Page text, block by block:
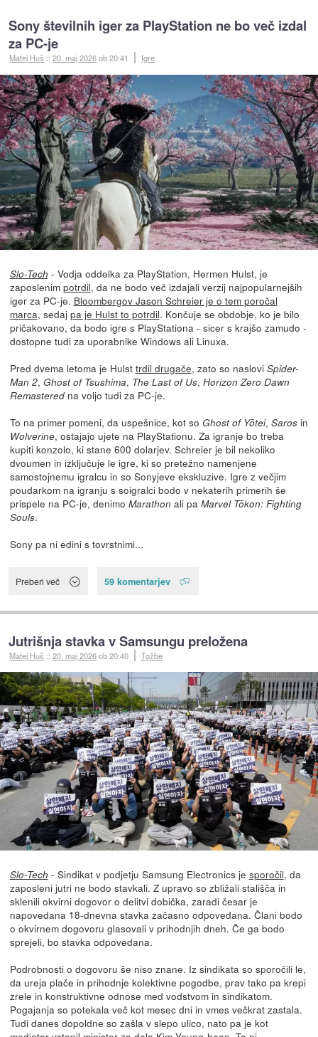
Sony številnih iger za PlayStation ne bo več izdal
za PC-je
Matej Huš ::20. maj 2026ob 20:41 Igre
Slo-Tech - Vodja oddelka za PlayStation, Hermen Hulst, je
zaposlenim potrdil, da ne bodo več izdajali verzij najpopularnejših
iger za PC-je. Bloombergov Jason Schreier je o tem poročal
marca, sedaj pa je Hulst to potrdil. Končuje se obdobje, ko je bilo
pričakovano, da bodo igre s PlayStationa - sicer s krajšo zamudo -
dostopne tudi za uporabnike Windows ali Linuxa.
Pred dvema letoma je Hulst trdil drugače, zato so naslovi Spider-
Man 2, Ghost of Tsushima, The Last of Us, Horizon Zero Dawn
Remasteredna voljo tudi za PC-je.
To na primer pomeni, da uspešnice, kot so Ghost of Yōtei, Sarosin
Wolverine, ostajajo ujete na PlayStationu. Za igranje bo treba
kupiti konzolo, ki stane 600 dolarjev. Schreier je bil nekoliko
dvoumen in izključuje le igre, ki so pretežno namenjene
samostojnemu igralcu in so Sonyjeve ekskluzive. Igre z večjim
poudarkom na igranju s soigralci bodo v nekaterih primerih še
prispele na PC-je, denimo Marathon ali pa Marvel Tōkon: Fighting
Souls.
Sony pa ni edini s tovrstnimi...
Preberi več 59 komentarjev
Jutrišnja stavka v Samsungu preložena
Matej Huš ::20. maj 2026ob 20:40 Tožbe
Slo-Tech - Sindikat v podjetju Samsung Electronics je sporočil, da
zaposleni jutri ne bodo stavkali. Z upravo so zbližali stališča in
sklenili okvirni dogovor o delitvi dobička, zaradi česar je
napovedana 18-dnevna stavka začasno odpovedana. Člani bodo
o okvirnem dogovoru glasovali v prihodnjih dneh. Če ga bodo
sprejeli, bo stavka odpovedana.
Podrobnosti o dogovoru še niso znane. Iz sindikata so sporočili le,
da ureja plače in prihodnje kolektivne pogodbe, prav tako pa krepi
zrele in konstruktivne odnose med vodstvom in sindikatom.
Pogajanja so potekala več kot mesec dni in vmes večkrat zastala.
Tudi danes dopoldne so zašla v slepo ulico, nato pa je kot